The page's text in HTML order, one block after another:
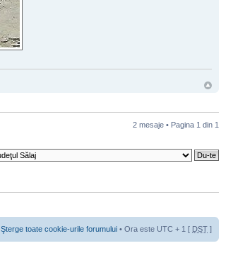
2 mesaje • Pagina 1 din 1
Şterge toate cookie-urile forumului • Ora este UTC + 1 [ DST ]